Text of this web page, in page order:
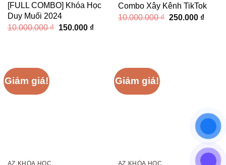
[FULL COMBO] Khóa Học
Duy Muối 2024
10.000.000₫ Giá
150.000 ₫Giá
Combo Xây Kênh TikTok
10.000.000₫ Giá
250.000 ₫Giá
Giảm giá!
AZ KHÓA HỌC
Giảm giá!
AZ KHÓA HỌC